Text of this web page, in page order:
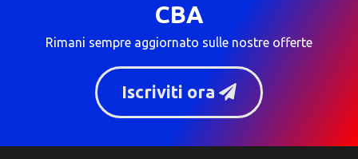
CBA
Rimani sempre aggiornato sulle nostre offerte
Iscriviti ora